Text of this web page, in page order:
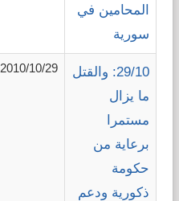
المحامين في
سورية
29/10: والقتل
ما يزال
مستمرا
برعاية من
حكومة
ذكورية ودعم
2010/10/29